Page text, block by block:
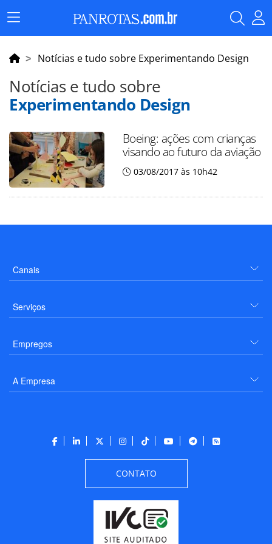
Menu
Principal
Notícias e tudo sobre Experimentando Design
Notícias e tudo sobre
Experimentando Design
Boeing: ações com crianças
visando ao futuro da aviação
03/08/2017 às 10h42
Canais
Serviços
Empregos
A Empresa
CONTATO